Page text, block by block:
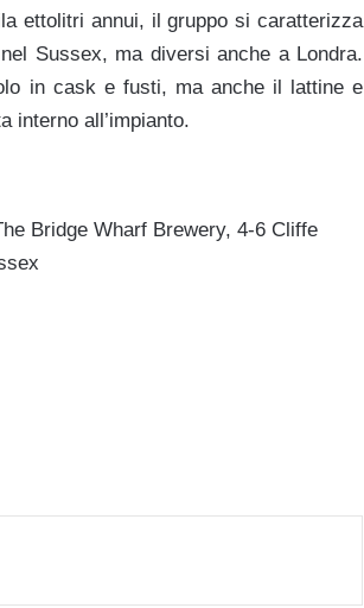
ettolitri annui, il gruppo si caratterizza
Sussex, ma diversi anche a Londra.
in cask e fusti, ma anche il lattine e
interno all’impianto.
Bridge Wharf Brewery, 4-6 Cliffe